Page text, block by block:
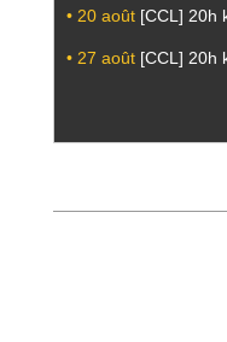
• 20 août [CCL] 20h
• 27 août [CCL] 20h